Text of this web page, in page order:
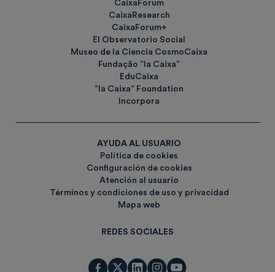
CaixaForum
CaixaResearch
CaixaForum+
El Observatorio Social
Museo de la Ciencia CosmoCaixa
Fundação ”la Caixa”
EduCaixa
”la Caixa” Foundation
Incorpora
AYUDA AL USUARIO
Política de cookies
Configuración de cookies
Atención al usuario
Términos y condiciones de uso y privacidad
Mapa web
REDES SOCIALES